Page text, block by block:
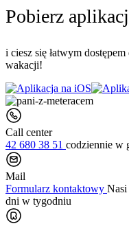
Pobierz
i ciesz się łatwym
wakacji!
Call center
42 680 38 51 codziennie w
Mail
Formularz kontaktowy
dni w tygodniu